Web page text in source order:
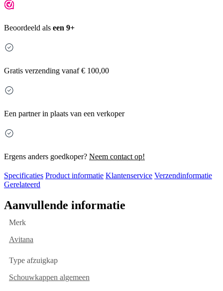
Beoordeeld als een 9+
Gratis verzending vanaf € 100,00
Een partner in plaats van een verkoper
Ergens anders goedkoper? Neem contact op!
Specificaties Product informatie Klantenservice Verzendinformatie
Gerelateerd
Aanvullende informatie
Merk
Avitana
Type afzuigkap
Schouwkappen algemeen